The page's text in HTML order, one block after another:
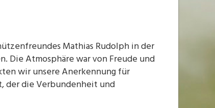
Mathias Rudolph in der
Die Atmosphäre war von Freude und
wir unsere Anerkennung für
der die Verbundenheit und